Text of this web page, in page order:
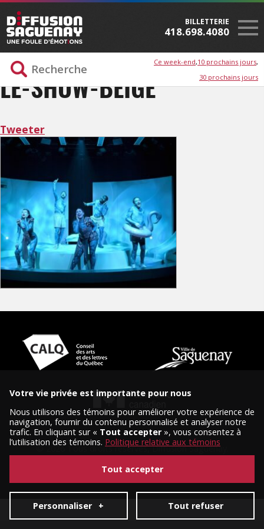
BILLETTERIE
418.698.4080
Ce week-end 10 prochains jours
30 prochains jours
LE-SHOW-BEIGE
Tweeter
© 2026 Tous droits réservés, Diffusion Saguenay.
Conception et réalisation :Nubee|Mes préférences cookies
Votre vie privée est importante pour nous
Nous utilisons des témoins pour améliorer votre expérience de
navigation, fournir du contenu personnalisé et analyser notre
trafic. En cliquant sur « Tout accepter», vous consentez à
l’utilisation des témoins. Politique relative aux témoins
Personnaliser + Tout refuser
Tout accepter